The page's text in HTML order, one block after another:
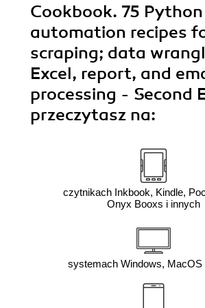
Cookbook. 75 Python
automation recipes
scraping; data
Excel, report, and
processing - Second
przeczytasz na:
czytnikach Inkbook, Kindle,
Onyx Booxs i innych
systemach Windows, MacOS